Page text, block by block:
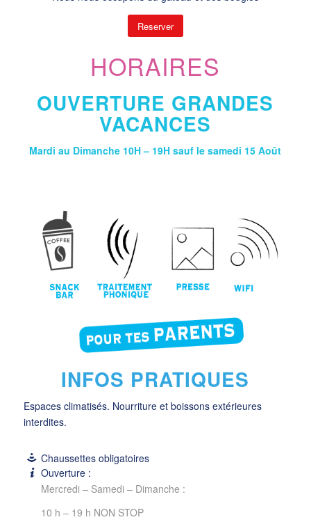
Reserver
HORAIRES
OUVERTURE GRANDES
VACANCES
Mardi au Dimanche 10H – 19H sauf le samedi 15 Août
INFOS PRATIQUES
Espaces climatisés. Nourriture et boissons extérieures
interdites.
Chaussettes obligatoires
Ouverture :
Mercredi – Samedi – Dimanche :
10 h – 19 h NON STOP